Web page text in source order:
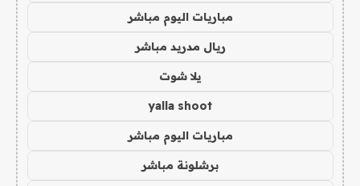
مباريات اليوم مباشر
ريال مدريد مباشر
يلا شوت
yalla shoot
مباريات اليوم مباشر
برشلونة مباشر